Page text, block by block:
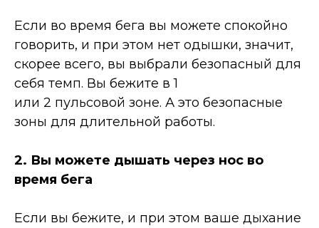
Если во время бега вы можете спокойно
говорить, и при этом нет одышки, значит,
скорее всего, вы выбрали безопасный для
себя темп. Вы бежите в 1
или 2 пульсовой зоне. А это безопасные
зоны для длительной работы.
2. Вы можете дышать через нос во
время бега
Если вы бежите, и при этом ваше дыхание